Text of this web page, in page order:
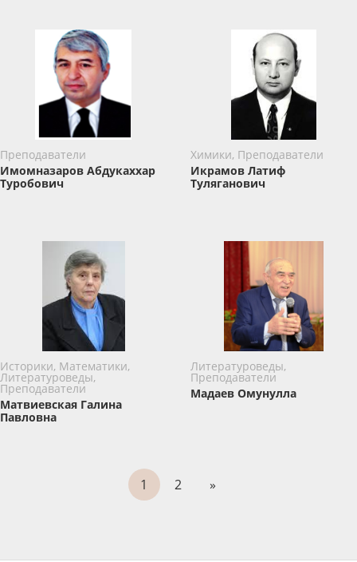
Преподаватели
Имомназаров Абдукаххар
Туробович
Химики, Преподаватели
Икрамов Латиф
Туляганович
Историки, Математики,
Литературоведы,
Преподаватели
Матвиевская Галина
Павловна
Литературоведы,
Преподаватели
Мадаев Омунулла
1 2 »